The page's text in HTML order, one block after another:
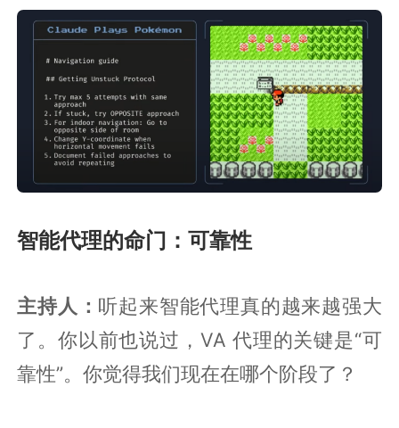
智能代理的命门：可靠性
主持人： 听起来智能代理真的越来越强大
了。你以前也说过，VA 代理的关键是“可
靠性”。你觉得我们现在在哪个阶段了？